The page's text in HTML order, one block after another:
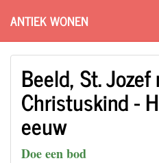
ANTIEK WONEN
Beeld, St.
Christuskind -
eeuw
Doe een bod